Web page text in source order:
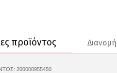
προϊόντος Διανομή
200000955450